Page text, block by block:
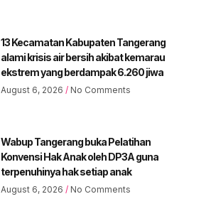
13 Kecamatan Kabupaten Tangerang
alami krisis air bersih akibat kemarau
ekstrem yang berdampak 6.260 jiwa
August 6, 2026 No Comments
Wabup Tangerang buka Pelatihan
Konvensi Hak Anak oleh DP3A guna
terpenuhinya hak setiap anak
August 6, 2026 No Comments